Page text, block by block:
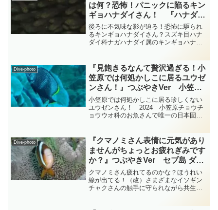
は何？恐怖！パニックに陥るキン
ギョハナダイさん！ 『ハナダイ
の仲間』 総集編 diving-photo‐
tsubuankun
後ろに不気味な影が迫る！恐怖に駆られ
るキンギョハナダイさん？スズキ目ハナ
ダイ科ナガハナダイ属のキンギョハナダ
い身体が映えて美しいですね・・・キン
ギョハナダイさんの体は側...
Dive-photo
『見飽きるなんて贅沢過ぎる！小
笠原では何処かしこに居るユウゼ
ンさん！』つぶやきVer 小笠
原 ダイビングｰフォト‐
tsubuankun
小笠原では何処かしこに居る珍しくない
ユウゼンさん！ 2024 小笠原チョウチ
ョウウオ科のお魚さんで唯一の日本固有
です・・・体側にある網目模様に由来す
る名前が付いているそ...
Dive-photo
『クマノミさん表情に元気があり
ませんがちょっとお疲れぎみです
か？』つぶやきVer セブ島 ダイ
ビング‐フォト‐tsubuankun
クマノミさん疲れてるのかな？ほうれい
線が出てる！（改）さまざまなイソギン
チャクさんの触手に守られながら共生す